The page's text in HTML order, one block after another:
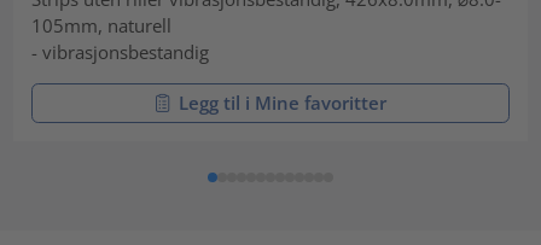
105mm, naturell
- vibrasjonsbestandig
Legg til i Mine favoritter